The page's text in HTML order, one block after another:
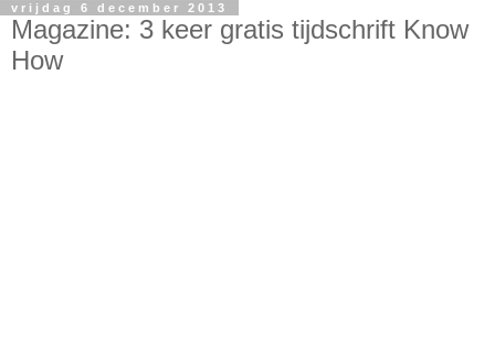
vrijdag 6 december 2013
Magazine: 3 keer gratis tijdschrift Know
How